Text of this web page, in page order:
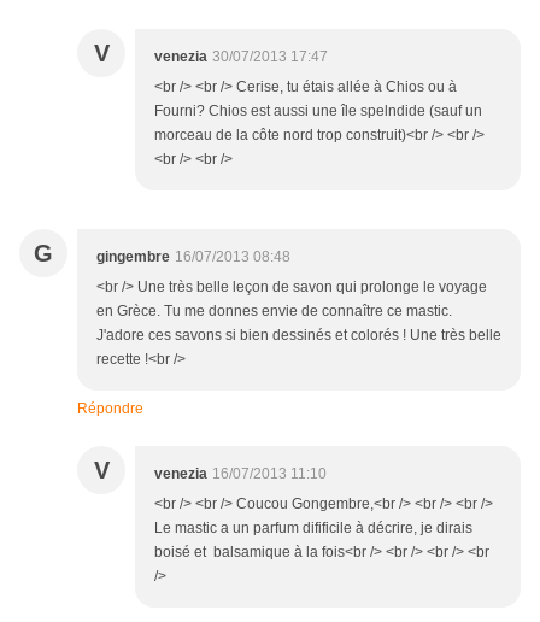
V venezia 30/07/2013 17:47
<br /> <br /> Cerise, tu étais allée à Chios ou à
Fourni? Chios est aussi une île spelndide (sauf un
morceau de la côte nord trop construit)<br /> <br />
<br /> <br />
G gingembre 16/07/2013 08:48
<br /> Une très belle leçon de savon qui prolonge le voyage
en Grèce. Tu me donnes envie de connaître ce mastic.
J'adore ces savons si bien dessinés et colorés ! Une très belle
recette !<br />
Répondre
V venezia 16/07/2013 11:10
<br /> <br /> Coucou Gongembre,<br /> <br /> <br />
Le mastic a un parfum difificile à décrire, je dirais
boisé et balsamique à la fois<br /> <br /> <br /> <br
/>